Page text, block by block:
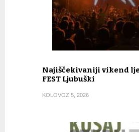
Najiščekivaniji vikend
FEST Ljubuški
KOLOVOZ 5, 2026